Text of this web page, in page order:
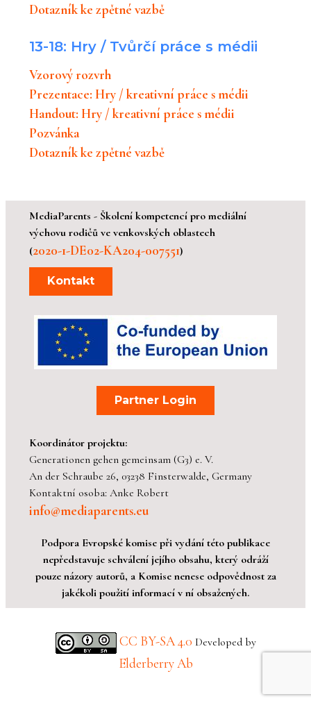
Dotazník ke zpětné vazbě
13-18: Hry / Tvůrčí práce s médii
Vzorový rozvrh
Prezentace: Hry / kreativní práce s médii
Handout: Hry / kreativní práce s médii
Pozvánka
Dotazník ke zpětné vazbě
MediaParents - Školení kompetencí pro mediální
výchovu rodičů ve venkovských oblastech
(2020-1-DE02-KA204-007551)
Kontakt
Partner Login
Koordinátor projektu:
Generationen gehen gemeinsam (G3) e. V.
An der Schraube 26, 03238 Finsterwalde, Germany
Kontaktní osoba: Anke Robert
info@mediaparents.eu
Podpora Evropské komise při vydání této publikace
nepředstavuje schválení jejího obsahu, který odráží
pouze názory autorů, a Komise nenese odpovědnost za
jakékoli použití informací v ní obsažených.
CC BY-SA 4.0 Developed by
Elderberry Ab